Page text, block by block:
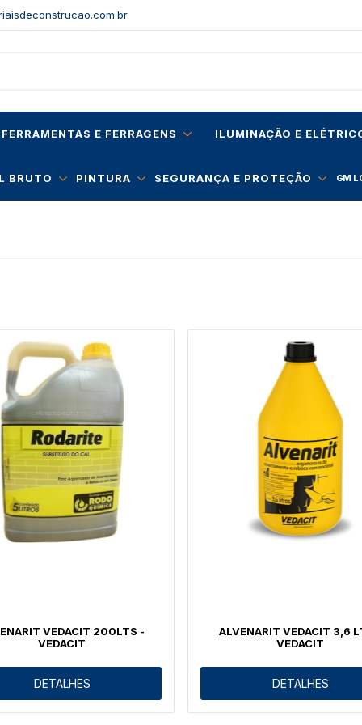
FERRAMENTAS E FERRAGENS ILUMINAÇÃO E
BRUTO PINTURA SEGURANÇA E PROTEÇÃO GM
VEDACIT 200LTS -
VEDACIT
DETALHES
ALVENARIT VEDACIT 3,6
VEDACIT
DETALHES